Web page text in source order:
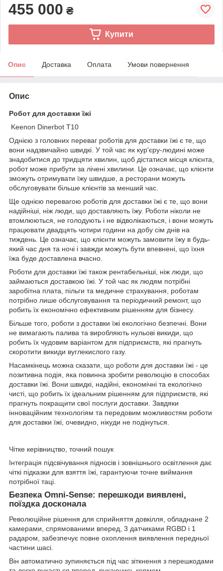
455 000 ₴
Купити
Опис Доставка Оплата Умови повернення
Опис
Робот для доставки їжі
Keenon Dinerbot T10
Однією з головних переваг роботів для доставки їжі є те, що
вони надзвичайно швидкі. У той час як кур'єру-людині може
знадобитися до тридцяти хвилин, щоб дістатися місця клієнта,
робот може прибути за лічені хвилини. Це означає, що клієнти
зможуть отримувати їжу швидше, а ресторани можуть
обслуговувати більше клієнтів за менший час.
Ще однією перевагою роботів для доставки їжі є те, що вони
надійніші, ніж люди, що доставляють їжу. Роботи ніколи не
втомлюються, не голодують і не відволікаються, і вони можуть
працювати двадцять чотири години на добу сім днів на
тиждень. Це означає, що клієнти можуть замовити їжу в будь-
який час дня та ночі і завжди можуть бути впевнені, що їхня
їжа буде доставлена ​​вчасно.
Роботи для доставки їжі також рентабельніші, ніж люди, що
займаються доставкою їжі. У той час як людям потрібні
заробітна плата, пільги та медичне страхування, роботам
потрібно лише обслуговування та періодичний ремонт, що
робить їх економічно ефективним рішенням для бізнесу.
Більше того, роботи з доставки їжі екологічно безпечні. Вони
не вимагають палива та виробляють нульові викиди, що
робить їх чудовим варіантом для підприємств, які прагнуть
скоротити викиди вуглекислого газу.
Насамкінець можна сказати, що роботи для доставки їжі - це
позитивна подія, яка повинна зробити революцію в способах
доставки їжі. Вони швидкі, надійні, економічні та екологічно
чисті, що робить їх ідеальним рішенням для підприємств, які
прагнуть покращити свої послуги доставки. Завдяки
інноваційним технологіям та передовим можливостям роботи
для доставки їжі, очевидно, нікуди не подінуться.
Чітке керівництво, точний пошук
Інтеграція підсвічування підносів і зовнішнього освітлення дає
чіткі підказки для взяття їжі, гарантуючи точне виймання
потрібної таці.
Безпека Omni-Sense: перешкоди виявлені,
поїздка досконала
Революційне рішення для сприйняття довкілля, обладнане 2
камерами, спрямованими вперед, 3 датчиками RGBD і 1
радаром, забезпечує повне охоплення виявлення передньої
частини шасі.
Він автоматично зупиняється під час зіткнення з перешкодами